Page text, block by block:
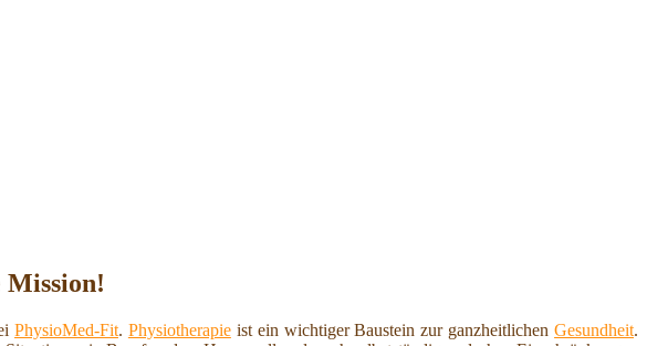
Mission!
PhysioMed-Fit. Physiotherapieist ein wichtiger Baustein zur ganzheitlichenGesundheit.